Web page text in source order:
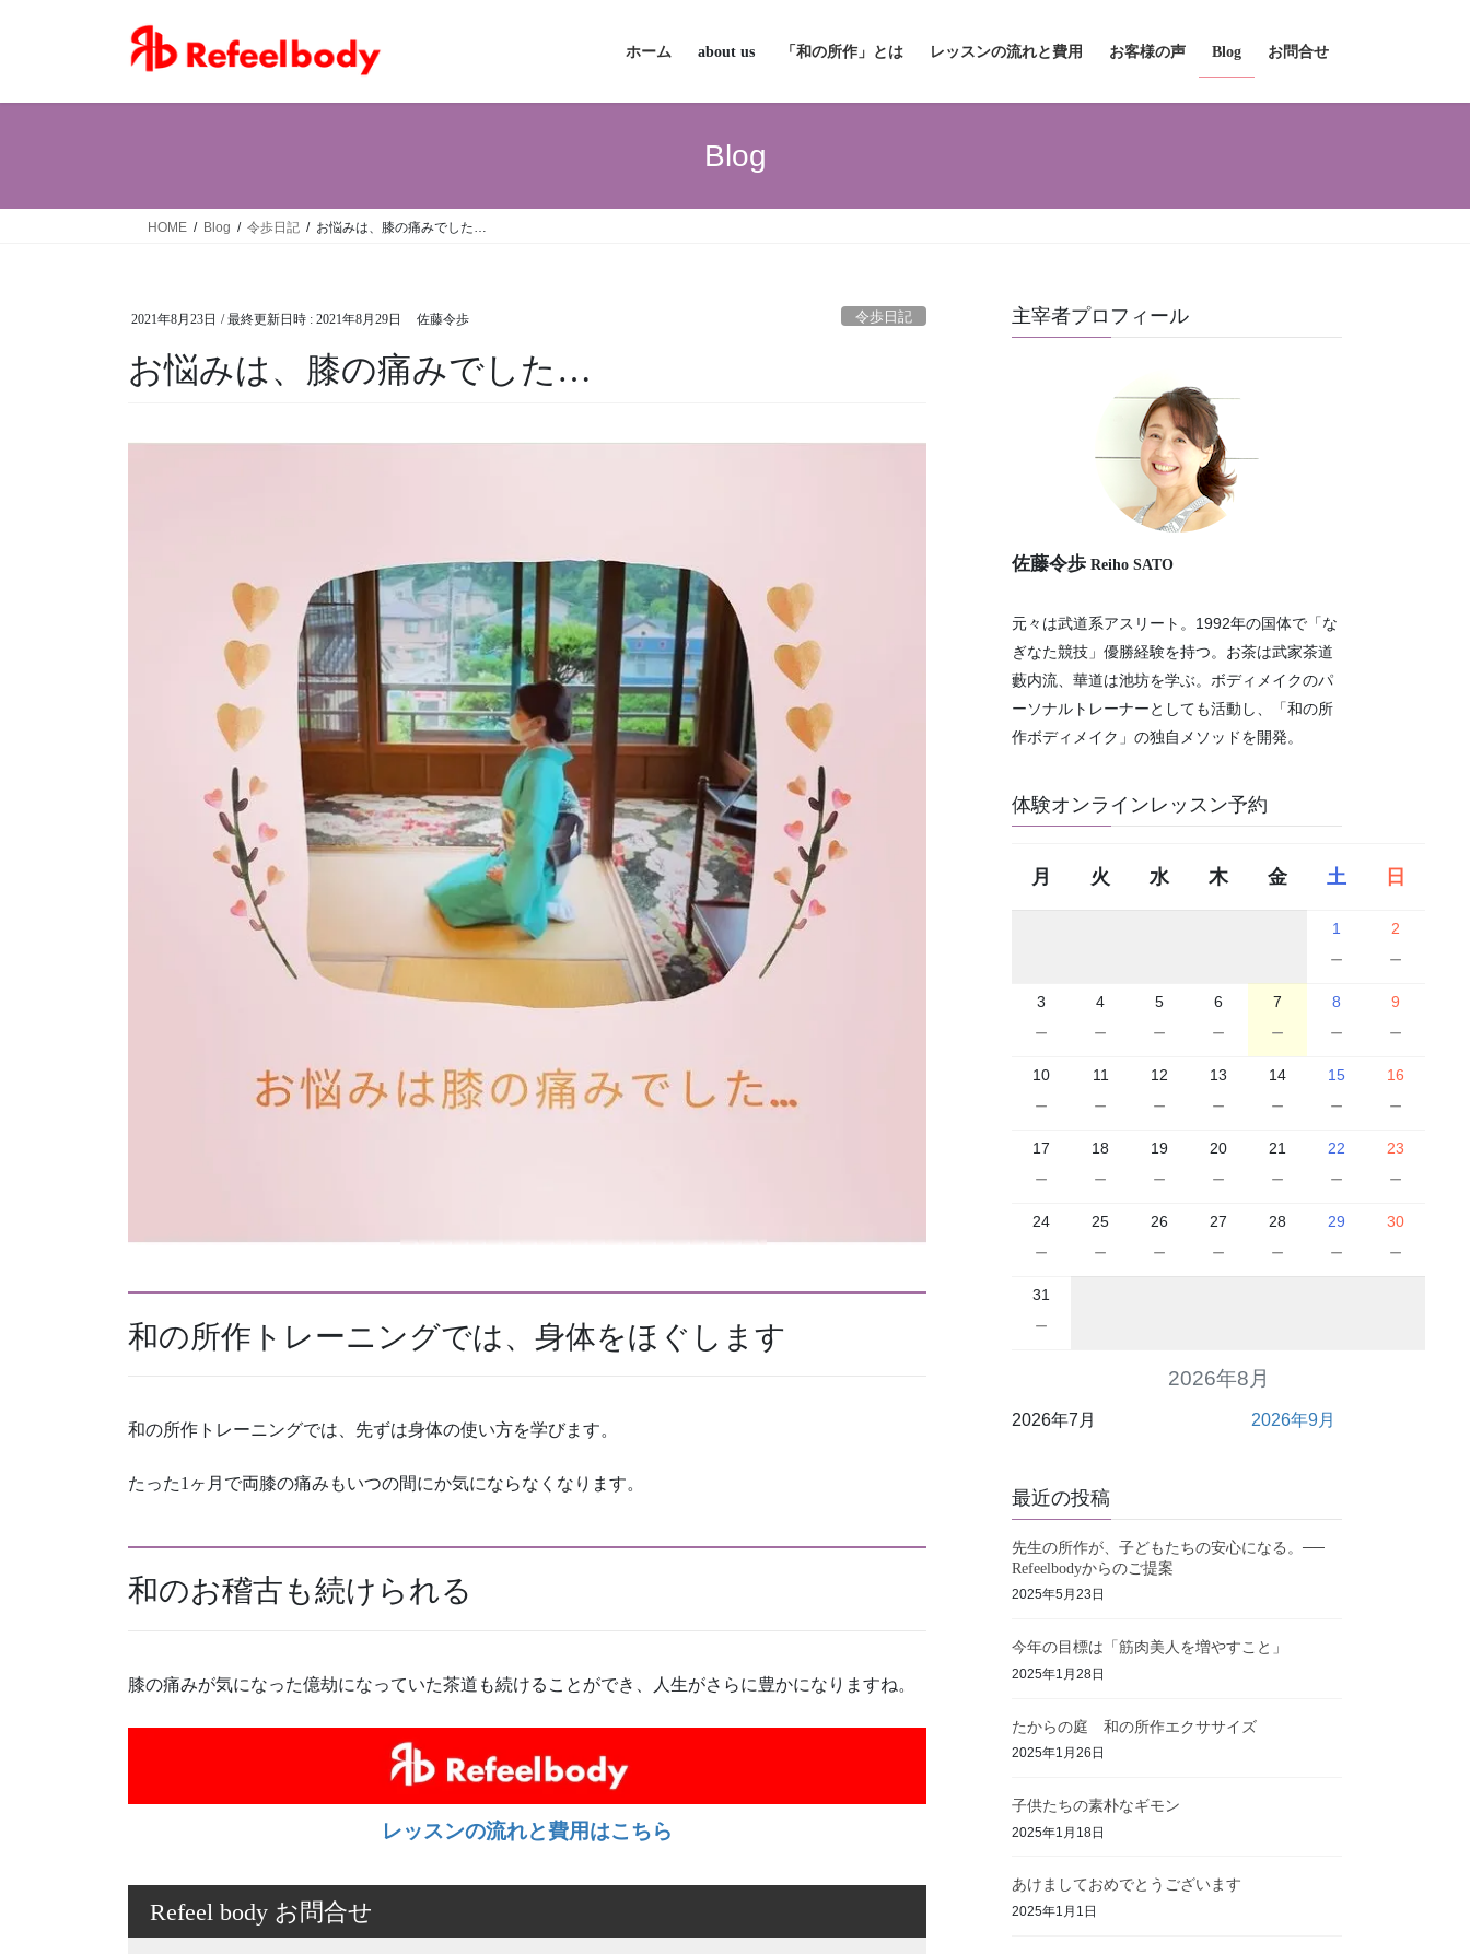
ホーム about us 「和の所作」とは レッスンの流れと費用 お客様の声 Blog お問合せ
Blog
HOME Blog 令歩日記 お悩みは、膝の痛みでした…
2021年8月23日 / 最終更新日時 : 2021年8月29日 佐藤令歩 令歩日記
お悩みは、膝の痛みでした…
和の所作トレーニングでは、身体をほぐします
和の所作トレーニングでは、先ずは身体の使い方を学びます。
たった1ヶ月で両膝の痛みもいつの間にか気にならなくなります。
和のお稽古も続けられる
膝の痛みが気になった億劫になっていた茶道も続けることができ、人生がさらに豊かになりますね。
レッスンの流れと費用はこちら
Refeel body お問合せ
主宰者プロフィール
佐藤令歩Reiho SATO
元々は武道系アスリート。1992年の国体で「な
ぎなた競技」優勝経験を持つ。お茶は武家茶道
藪内流、華道は池坊を学ぶ。ボディメイクのパ
ーソナルトレーナーとしても活動し、「和の所
作ボディメイク」の独自メソッドを開発。
体験オンラインレッスン予約
2026年8月
月 火 水 木 金 土 日
1
－
2
－
3
－
4
－
5
－
6
－
7
－
8
－
9
－
10
－
11
－
12
－
13
－
14
－
15
－
16
－
17
－
18
－
19
－
20
－
21
－
22
－
23
－
24
－
25
－
26
－
27
－
28
－
29
－
30
－
31
－
2026年7月 2026年9月
最近の投稿
先生の所作が、子どもたちの安心になる。──
Refeelbodyからのご提案
2025年5月23日
今年の目標は「筋肉美人を増やすこと」
2025年1月28日
たからの庭 和の所作エクササイズ
2025年1月26日
子供たちの素朴なギモン
2025年1月18日
あけましておめでとうございます
2025年1月1日